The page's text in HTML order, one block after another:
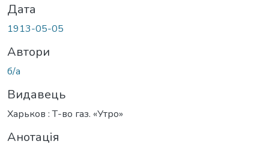
Дата
1913-05-05
Автори
б/а
Видавець
Харьков : Т-во газ. «Утро»
Анотація